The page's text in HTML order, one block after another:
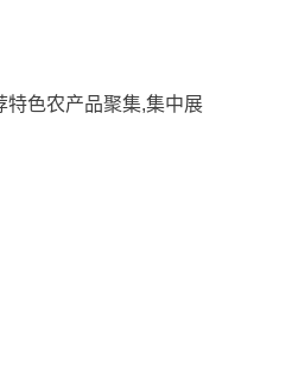
特色农产品聚集,集中展